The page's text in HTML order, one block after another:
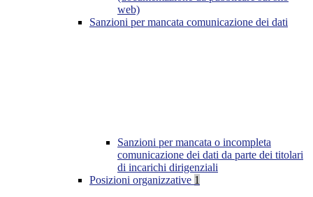
web)
Sanzioni per mancata comunicazione dei dati
Sanzioni per mancata o incompleta
comunicazione dei dati da parte dei titolari
di incarichi dirigenziali
Posizioni organizzative 1